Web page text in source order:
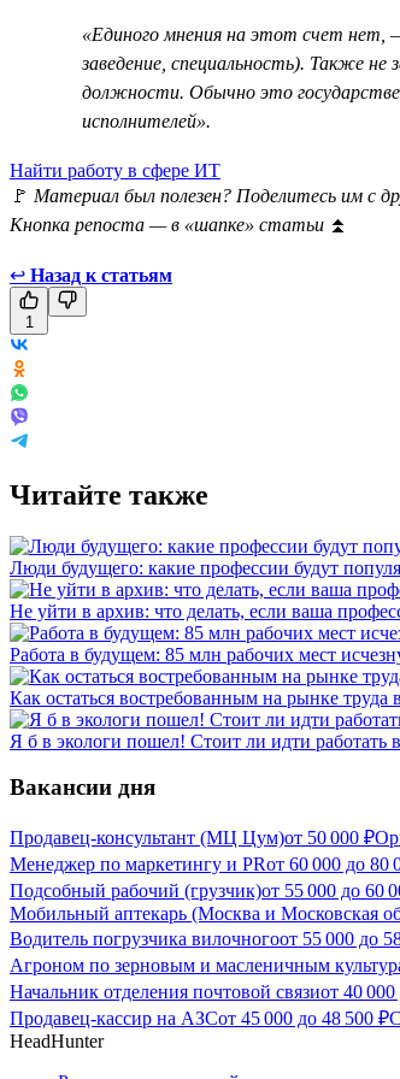
«Единого мнения на этот счет нет,
заведение, специальность). Также
должности. Обычно это
исполнителей».
Найти работу в сфере ИТ
🚩 Материал был полезен? Поделитесь им с
Кнопка репоста — в «шапке» статьи ⏫
↩ Назад к статьям
1
Читайте также
Люди будущего: какие профессии будут
Не уйти в архив: что делать, если ваша
Работа в будущем: 85 млн рабочих мест
Как остаться востребованным на рынке труда
Я б в экологи пошел! Стоит ли идти работать
Вакансии дня
Продавец-консультант (МЦ Цум)от 50 000 ₽
Менеджер по маркетингу и PRот 60 000 до 80
Подсобный рабочий (грузчик)от 55 000 до 60
Мобильный аптекарь (Москва и Московская
Водитель погрузчика вилочногоот 55 000 до
Агроном по зерновым и масленичным
Начальник отделения почтовой связиот 40 000
Продавец-кассир на АЗСот 45 000 до 48 500 ₽
HeadHunter